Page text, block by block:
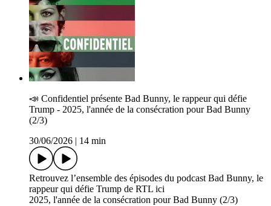
📣 C­onfidentiel présente Bad Bunny, le rappeur qui défie
Trump - 2025, l'année de la consécration pour Bad Bunny
(2/3)
30/06/2026
14 min
Retrouvez l’ensemble des épisodes du podcast Bad Bunny, le
rappeur qui défie Trump de RTL ici
2025, l'année de la consécration pour Bad Bunny (2/3)